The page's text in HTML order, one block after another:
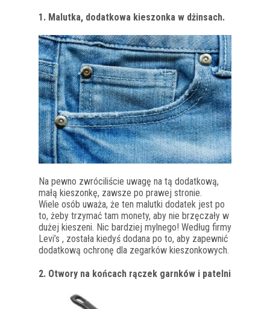
1. Malutka, dodatkowa kieszonka w dżinsach.
Na pewno zwróciliście uwagę na tą dodatkową,
małą kieszonkę, zawsze po prawej stronie.
Wiele osób uważa, że ten malutki dodatek jest po
to, żeby trzymać tam monety, aby nie brzęczały w
dużej kieszeni. Nic bardziej mylnego! Według firmy
Levi’s , została kiedyś dodana po to, aby zapewnić
dodatkową ochronę dla zegarków kieszonkowych.
2. Otwory na końcach rączek garnków i patelni